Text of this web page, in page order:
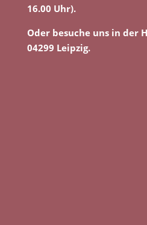
16.00 Uhr).
Oder besuche uns in der
04299 Leipzig.